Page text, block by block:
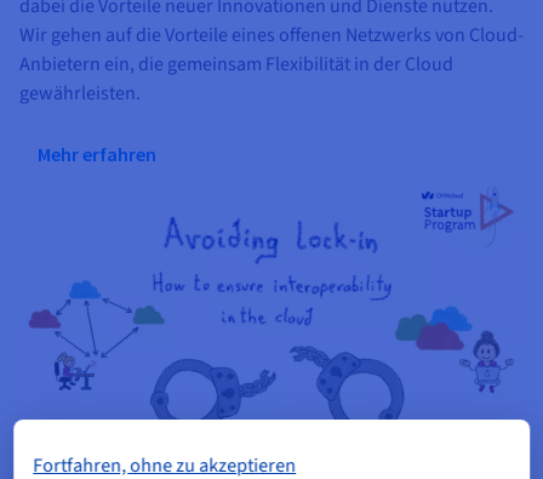
dabei die Vorteile neuer Innovationen und Dienste nutzen.
Wir gehen auf die Vorteile eines offenen Netzwerks von Cloud-
Anbietern ein, die gemeinsam Flexibilität in der Cloud
gewährleisten.
Mehr erfahren
Fortfahren, ohne zu akzeptieren